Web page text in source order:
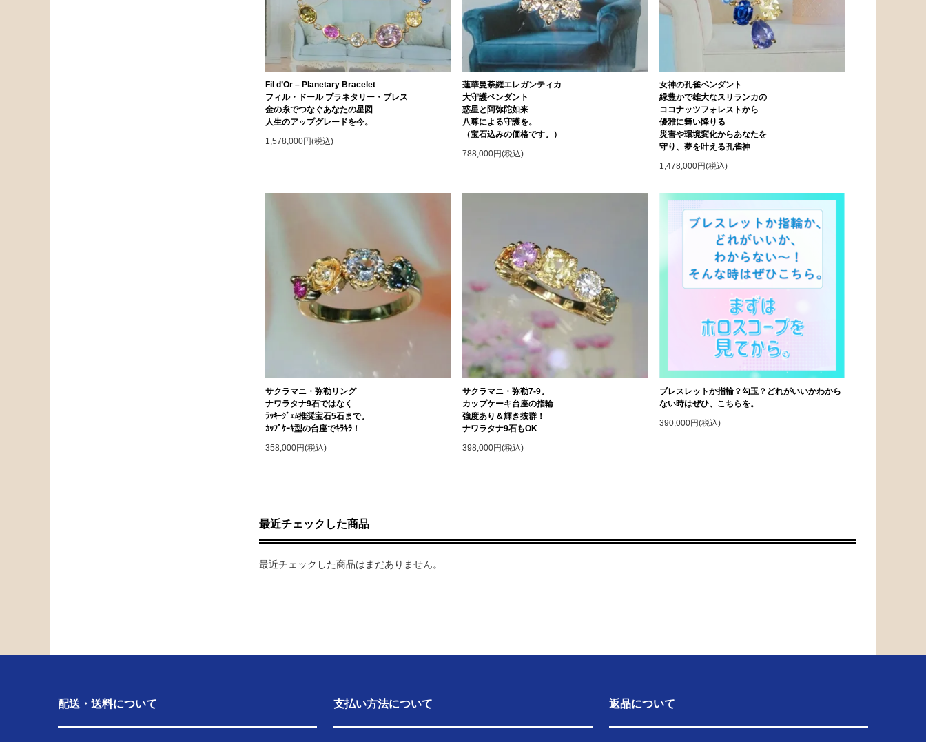
Fil d’Or – Planetary Bracelet
フィル・ドール プラネタリー・ブレス
金の糸でつなぐあなたの星図
人生のアップグレードを今。
1,578,000円(税込)
蓮華曼荼羅エレガンティカ
大守護ペンダント
惑星と阿弥陀如来
八尊による守護を。
（宝石込みの価格です。）
788,000円(税込)
女神の孔雀ペンダント
緑豊かで雄大なスリランカの
ココナッツフォレストから
優雅に舞い降りる
災害や環境変化からあなたを
守り、夢を叶える孔雀神
1,478,000円(税込)
サクラマニ・弥勒リング
ナワラタナ9石ではなく
ﾗｯｷｰｼﾞｪﾑ推奨宝石5石まで。
ｶｯﾌﾟｹｰｷ型の台座でｷﾗｷﾗ！
358,000円(税込)
サクラマニ・弥勒7-9。
カップケーキ台座の指輪
強度あり＆輝き抜群！
ナワラタナ9石もOK
398,000円(税込)
ブレスレットか指輪？勾玉？どれがいいかわから
ない時はぜひ、こちらを。
390,000円(税込)
最近チェックした商品
最近チェックした商品はまだありません。
配送・送料について 支払い方法について 返品について